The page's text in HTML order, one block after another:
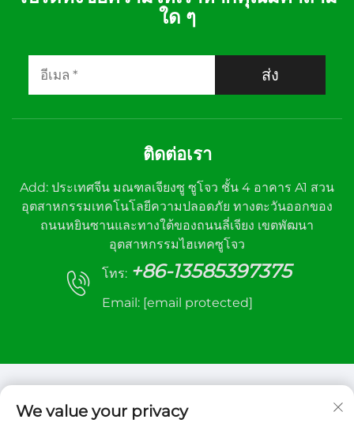
ใด ๆ
ส่ง
ติดต่อเรา
Add: ประเทศจีน มณฑลเจียงซู ซูโจว ชั้น 4 อาคาร A1 สวน
อุตสาหกรรมเทคโนโลยีความปลอดภัย ทางตะวันออกของ
ถนนหยินซานและทางใต้ของถนนลี่เจียง เขตพัฒนา
อุตสาหกรรมไฮเทคซูโจว
โทร: +86-13585397375
Email: [email protected]
We value your privacy